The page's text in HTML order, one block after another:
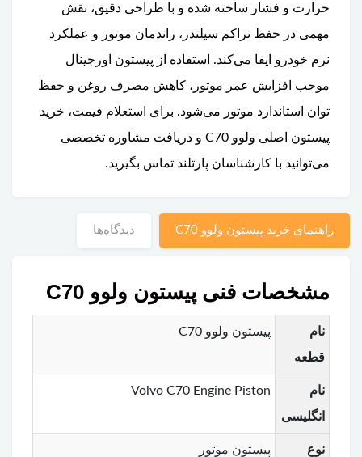
حرارت و فشار ساخته شده و با طراحی دقیق، نقش
مهمی در حفظ تراکم سیلندر، راندمان موتور و عملکرد
نرم خودرو ایفا می‌کند. استفاده از پیستون اورجینال
موجب افزایش عمر موتور، کاهش مصرف روغن و حفظ
توان استاندارد موتور می‌شود. برای استعلام قیمت، خرید
پیستون اصلی ولوو C70 و دریافت مشاوره تخصصی
می‌توانید با کارشناسان پارتلند تماس بگیرید.
راهنمای خرید پیستون ولوو C70 دیدگاه‌ها
مشخصات فنی پیستون ولوو C70
نام
قطعه
پیستون ولوو C70
نام
انگلیسی
Volvo C70 Engine Piston
نوع
پیستون موتور